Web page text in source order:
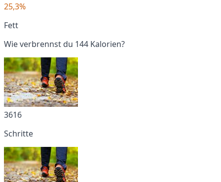
25,3%
Fett
Wie verbrennst du 144 Kalorien?
3616
Schritte